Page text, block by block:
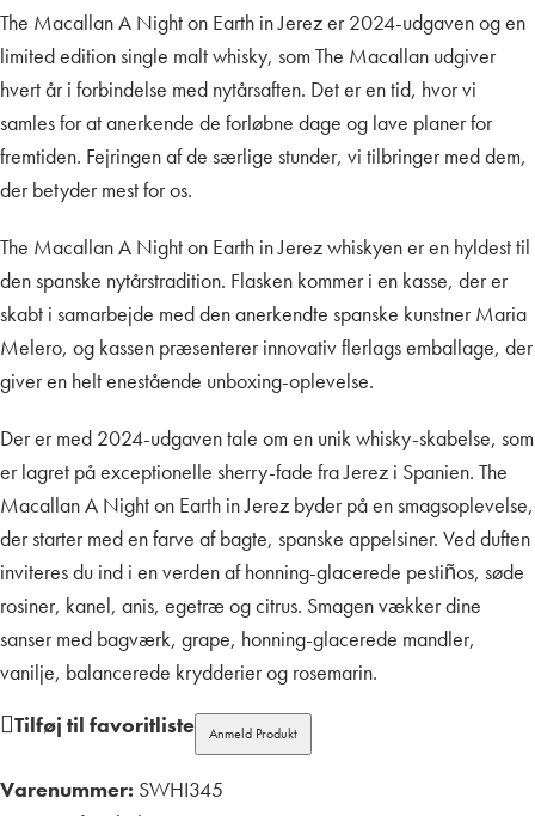
The Macallan A Night on Earth in Jerez er 2024-udgaven og en
limited edition single malt whisky, som The Macallan udgiver
hvert år i forbindelse med nytårsaften. Det er en tid, hvor vi
samles for at anerkende de forløbne dage og lave planer for
fremtiden. Fejringen af de særlige stunder, vi tilbringer med dem,
der betyder mest for os.
The Macallan A Night on Earth in Jerez whiskyen er en hyldest til
den spanske nytårstradition. Flasken kommer i en kasse, der er
skabt i samarbejde med den anerkendte spanske kunstner Maria
Melero, og kassen præsenterer innovativ flerlags emballage, der
giver en helt enestående unboxing-oplevelse.
Der er med 2024-udgaven tale om en unik whisky-skabelse, som
er lagret på exceptionelle sherry-fade fra Jerez i Spanien. The
Macallan A Night on Earth in Jerez byder på en smagsoplevelse,
der starter med en farve af bagte, spanske appelsiner. Ved duften
inviteres du ind i en verden af honning-glacerede pestiños, søde
rosiner, kanel, anis, egetræ og citrus. Smagen vækker dine
sanser med bagværk, grape, honning-glacerede mandler,
vanilje, balancerede krydderier og rosemarin.
Tilføj til favoritliste
Anmeld Produkt
Varenummer: SWHI345